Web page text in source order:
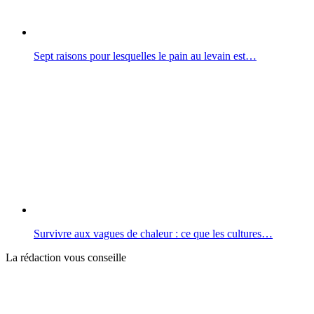
Sept raisons pour lesquelles le pain au levain est…
Survivre aux vagues de chaleur : ce que les cultures…
La rédaction vous conseille